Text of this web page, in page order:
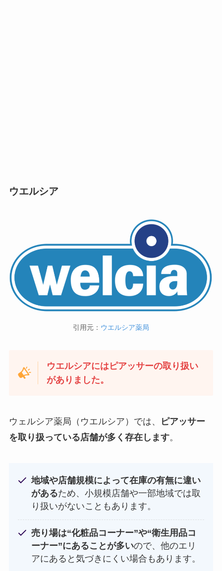
ウエルシア
引用元： ウエルシア薬局
ウエルシアにはピアッサーの取り扱い
がありました。
ウェルシア薬局（ウエルシア）では、
ピアッサー
を取り扱っている店舗が多く存在します。
地域や店舗規模によって在庫の有無に違い
があるため、小規模店舗や一部地域では取
り扱いがないこともあります。
売り場は“化粧品コーナー”や“衛生用品コ
ーナー”にあることが多いので、他のエリ
アにあると気づきにくい場合もあります。